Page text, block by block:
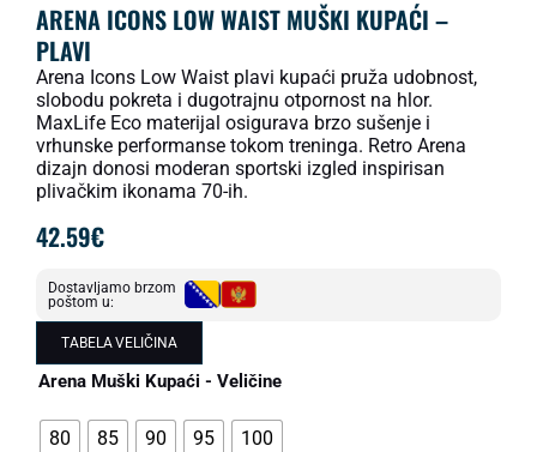
ARENA ICONS LOW WAIST MUŠKI KUPAĆI –
PLAVI
Arena Icons Low Waist plavi kupaći pruža udobnost,
slobodu pokreta i dugotrajnu otpornost na hlor.
MaxLife Eco materijal osigurava brzo sušenje i
vrhunske performanse tokom treninga. Retro Arena
dizajn donosi moderan sportski izgled inspirisan
plivačkim ikonama 70-ih.
42.59€
Dostavljamo brzom
poštom u:
TABELA VELIČINA
Arena Muški Kupaći - Veličine
80 85 90 95 100